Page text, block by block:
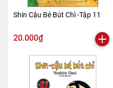
Shin Cậu Bé Bút Chì -Tập 11
20.000₫